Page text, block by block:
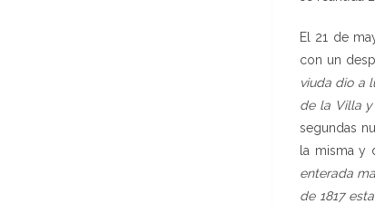
El 21 de
con un
viuda dio a
de la Villa
segundas
la misma y
enterada
de 1817